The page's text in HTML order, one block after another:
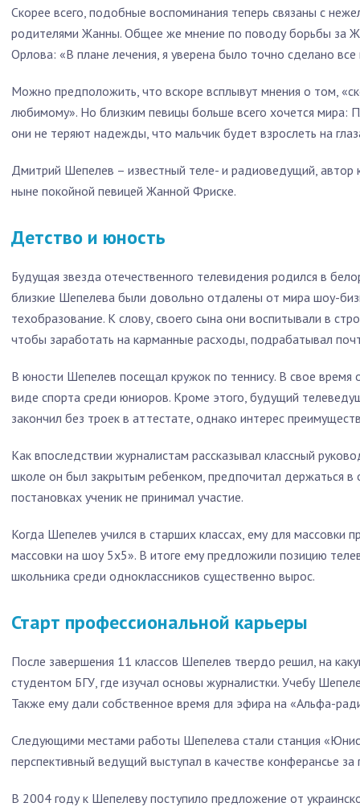
Скорее всего, подобные воспоминания теперь связаны с
родителями Жанны. Общее же мнение по поводу борьбы за
Орлова: «В плане лечения, я уверена было точно сделано
Можно предположить, что вскоре всплывут мнения о том,
любимому». Но близким певицы больше всего хочется
они не теряют надежды, что мальчик будет взрослеть на
Дмитрий Шепелев – известный теле- и радиоведущий, автор
ныне покойной певицей Жанной Фриске.
Детство и юность
Будущая звезда отечественного телевидения родился в
близкие Шепелева были довольно отдалены от мира шоу-
техобразование. К слову, своего сына они воспитывали в
чтобы заработать на карманные расходы, подрабатывал
В юности Шепелев посещал кружок по теннису. В свое
виде спорта среди юниоров. Кроме этого, будущий
закончил без троек в аттестате, однако интерес
Как впоследствии журналистам рассказывал классный
школе он был закрытым ребенком, предпочитал держаться в
постановках ученик не принимал участие.
Когда Шепелев учился в старших классах, ему для массовки
массовки на шоу 5х5». В итоге ему предложили позицию
школьника среди одноклассников существенно вырос.
Старт профессиональной карьеры
После завершения 11 классов Шепелев твердо решил, на
студентом БГУ, где изучал основы журналистки. Учебу
Также ему дали собственное время для эфира на «Альфа-
Следующими местами работы Шепелева стали станция
перспективный ведущий выступал в качестве конферансье
В 2004 году к Шепелеву поступило предложение от